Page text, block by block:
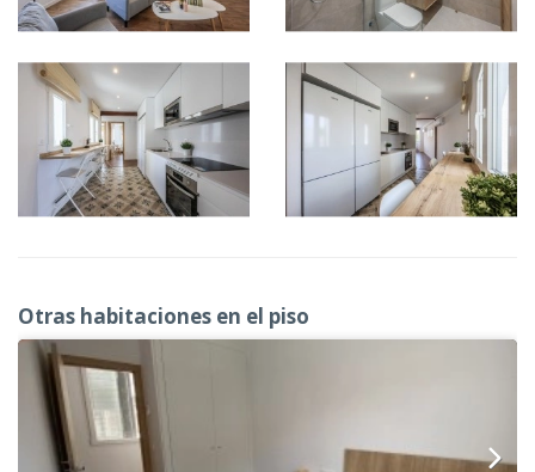
Otras habitaciones en el piso